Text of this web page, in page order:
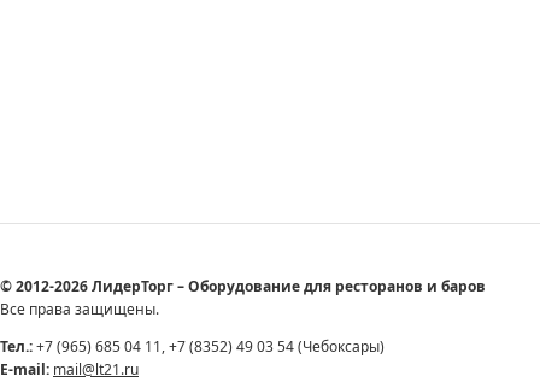
© 2012-2026 ЛидерТорг – Оборудование для ресторанов и баров
Все права защищены.
Тел.:+7 (965) 685 04 11, +7 (8352) 49 03 54 (Чебоксары)
E-mail: mail@lt21.ru